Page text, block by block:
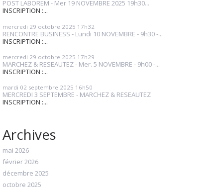
POST LABOREM - Mer 19 NOVEMBRE 2025 19h30...
INSCRIPTION :...
mercredi 29 octobre 2025 17h32
RENCONTRE BUSINESS - Lundi 10 NOVEMBRE - 9h30 -...
INSCRIPTION :...
mercredi 29 octobre 2025 17h29
MARCHEZ & RESEAUTEZ - Mer. 5 NOVEMBRE - 9h00 -...
INSCRIPTION :...
mardi 02 septembre 2025 16h50
MERCREDI 3 SEPTEMBRE - MARCHEZ & RESEAUTEZ
INSCRIPTION :...
Archives
mai 2026
février 2026
décembre 2025
octobre 2025